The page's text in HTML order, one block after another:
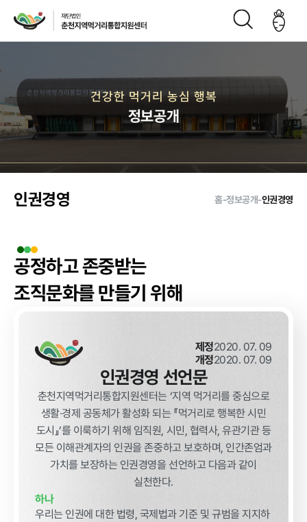
인사말 CI
재단연
혁
재단비
전
성도
오시는
길
먹거리 거버
넌스
급식사업
급식사업
춘천관내 농
농가소식
공지사항
건강한 먹거리 농심 행복
정보공개
인권경영 홈-정보공개-인권경영
공정하고 존중받는
조직문화를 만들기 위해
제정2020. 07. 09
개정2020. 07. 09
인권경영 선언문
춘천지역먹거리통합지원센터는 ‘지역 먹거리를 중심으로
생활·경제 공동체가 활성화 되는 『먹거리로 행복한 시민
도시』’를 이룩하기 위해 임직원, 시민, 협력사, 유관기관 등
모든 이해관계자의 인권을 존중하고 보호하며, 인간존엄과
가치를 보장하는 인권경영을 선언하고 다음과 같이
실천한다.
하나
우리는 인권에 대한 법령, 국제법과 기준 및 규범을 지지하